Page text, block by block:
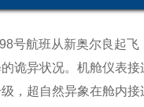
号航班从新奥尔良起
诡异状况。机舱仪表
，超自然异象在舱内